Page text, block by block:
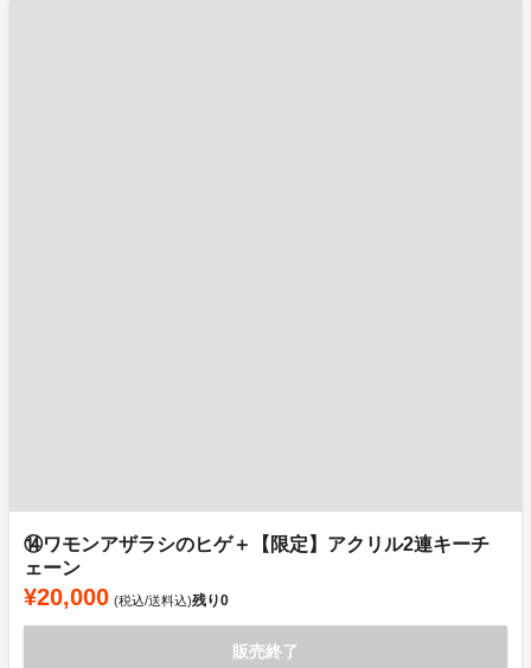
⑭ワモンアザラシのヒゲ＋【限定】アクリル2連キーチ
ェーン
¥20,000 (税込/送料込)残り0
販売終了